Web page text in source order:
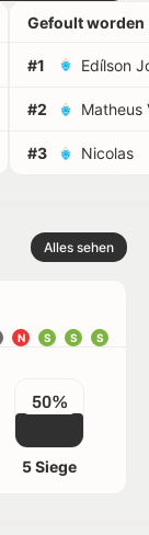
Gefoult worden
#1 Edílson
#2 Matheus
#3 Nicolas
Alles sehen
S
S
S
N
50%
5 Siege